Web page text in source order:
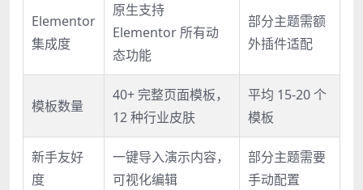
Elementor
集成度
原生支持
Elementor 所有动
态功能
部分主题需额
外插件适配
模板数量
40+ 完整页面模板，
12 种行业皮肤
平均 15-20 个
模板
新手友好
度
一键导入演示内容，
可视化编辑
部分主题需要
手动配置